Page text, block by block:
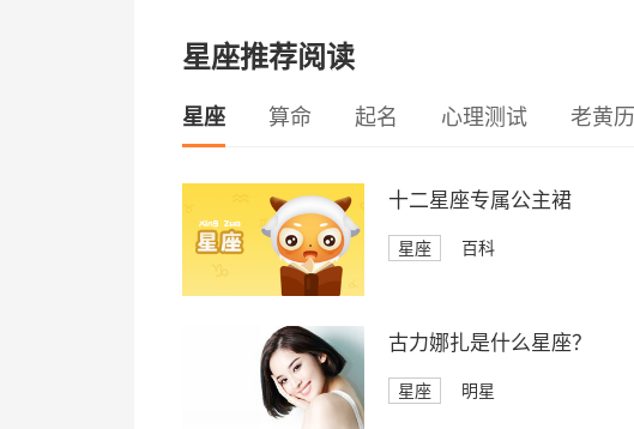
星座推荐阅读
星座 算命 起名 心理测试 老黄历
十二星座专属公主裙
星座 百科
古力娜扎是什么星座？
星座 明星